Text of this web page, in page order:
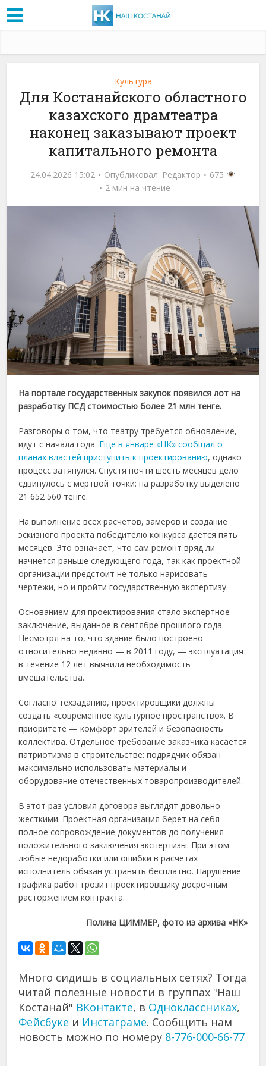
Культура
Для Костанайского областного
казахского драмтеатра
наконец заказывают проект
капитального ремонта
24.04.2026 15:02 Опубликовал: Редактор
675
2 мин на чтение
На портале государственных закупок появился лот на
разработку ПСД стоимостью более 21 млн тенге.
Разговоры о том, что театру требуется обновление,
идут с начала года. Еще в январе «НК» сообщал о
планах властей приступить к проектированию, однако
процесс затянулся. Спустя почти шесть месяцев дело
сдвинулось с мертвой точки: на разработку выделено
21 652 560 тенге.
На выполнение всех расчетов, замеров и создание
эскизного проекта победителю конкурса дается пять
месяцев. Это означает, что сам ремонт вряд ли
начнется раньше следующего года, так как проектной
организации предстоит не только нарисовать
чертежи, но и пройти государственную экспертизу.
Основанием для проектирования стало экспертное
заключение, выданное в сентябре прошлого года.
Несмотря на то, что здание было построено
относительно недавно — в 2011 году, — эксплуатация
в течение 12 лет выявила необходимость
вмешательства.
Согласно техзаданию, проектировщики должны
создать «современное культурное пространство». В
приоритете — комфорт зрителей и безопасность
коллектива. Отдельное требование заказчика касается
патриотизма в строительстве: подрядчик обязан
максимально использовать материалы и
оборудование отечественных товаропроизводителей.
В этот раз условия договора выглядят довольно
жесткими. Проектная организация берет на себя
полное сопровождение документов до получения
положительного заключения экспертизы. При этом
любые недоработки или ошибки в расчетах
исполнитель обязан устранять бесплатно. Нарушение
графика работ грозит проектировщику досрочным
расторжением контракта.
Полина ЦИММЕР, фото из архива «НК»
Много сидишь в социальных сетях? Тогда
читай полезные новости в группах "Наш
Костанай" ВКонтакте, в Одноклассниках,
Фейсбуке и Инстаграме. Сообщить нам
новость можно по номеру 8-776-000-66-77